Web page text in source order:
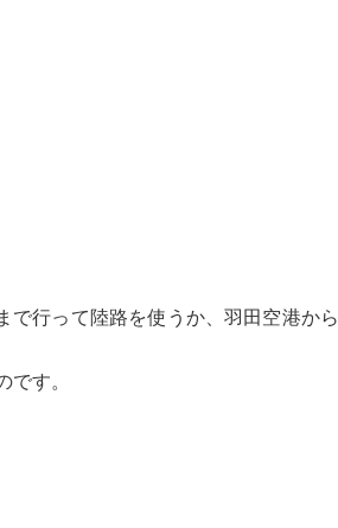
行って陸路を使うか、羽田空港から
す。